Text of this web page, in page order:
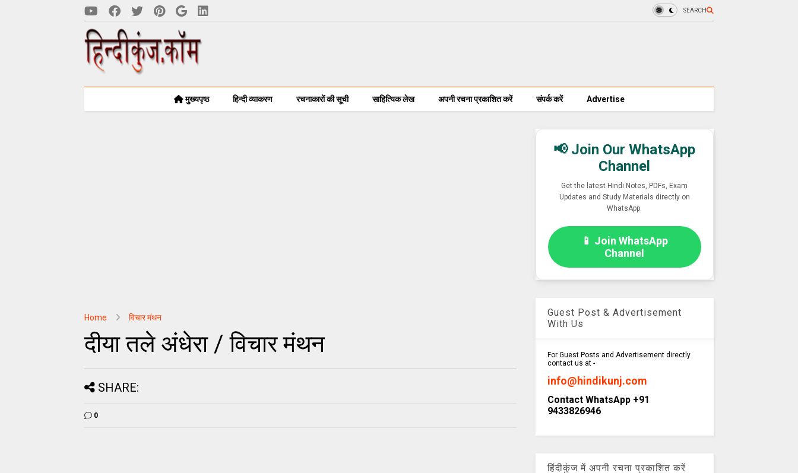
SEARCH
मुख्यपृष्ठ हिन्दी व्याकरण रचनाकारों की सूची साहित्यिक लेख अपनी रचना प्रकाशित करें संपर्क करें Advertise
Home विचार मंथन
दीया तले अंधेरा / विचार मंथन
SHARE:
0
📢 Join Our WhatsApp
Channel
Get the latest Hindi Notes, PDFs, Exam
Updates and Study Materials directly on
WhatsApp.
📱 Join WhatsApp
Channel
Guest Post & Advertisement
With Us
For Guest Posts and Advertisement directly
contact us at -
info@hindikunj.com
Contact WhatsApp +91
9433826946
हिंदीकुंज में अपनी रचना प्रकाशित करें